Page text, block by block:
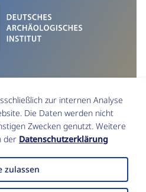
zur internen Analyse
Die Daten werden nicht
Zwecken genutzt. Weitere
der Datenschutzerklärung
zulassen